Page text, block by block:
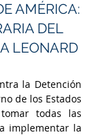
AMÉRICA:
DEL
LEONARD
la Detención
de los Estados
todas las
implementar la